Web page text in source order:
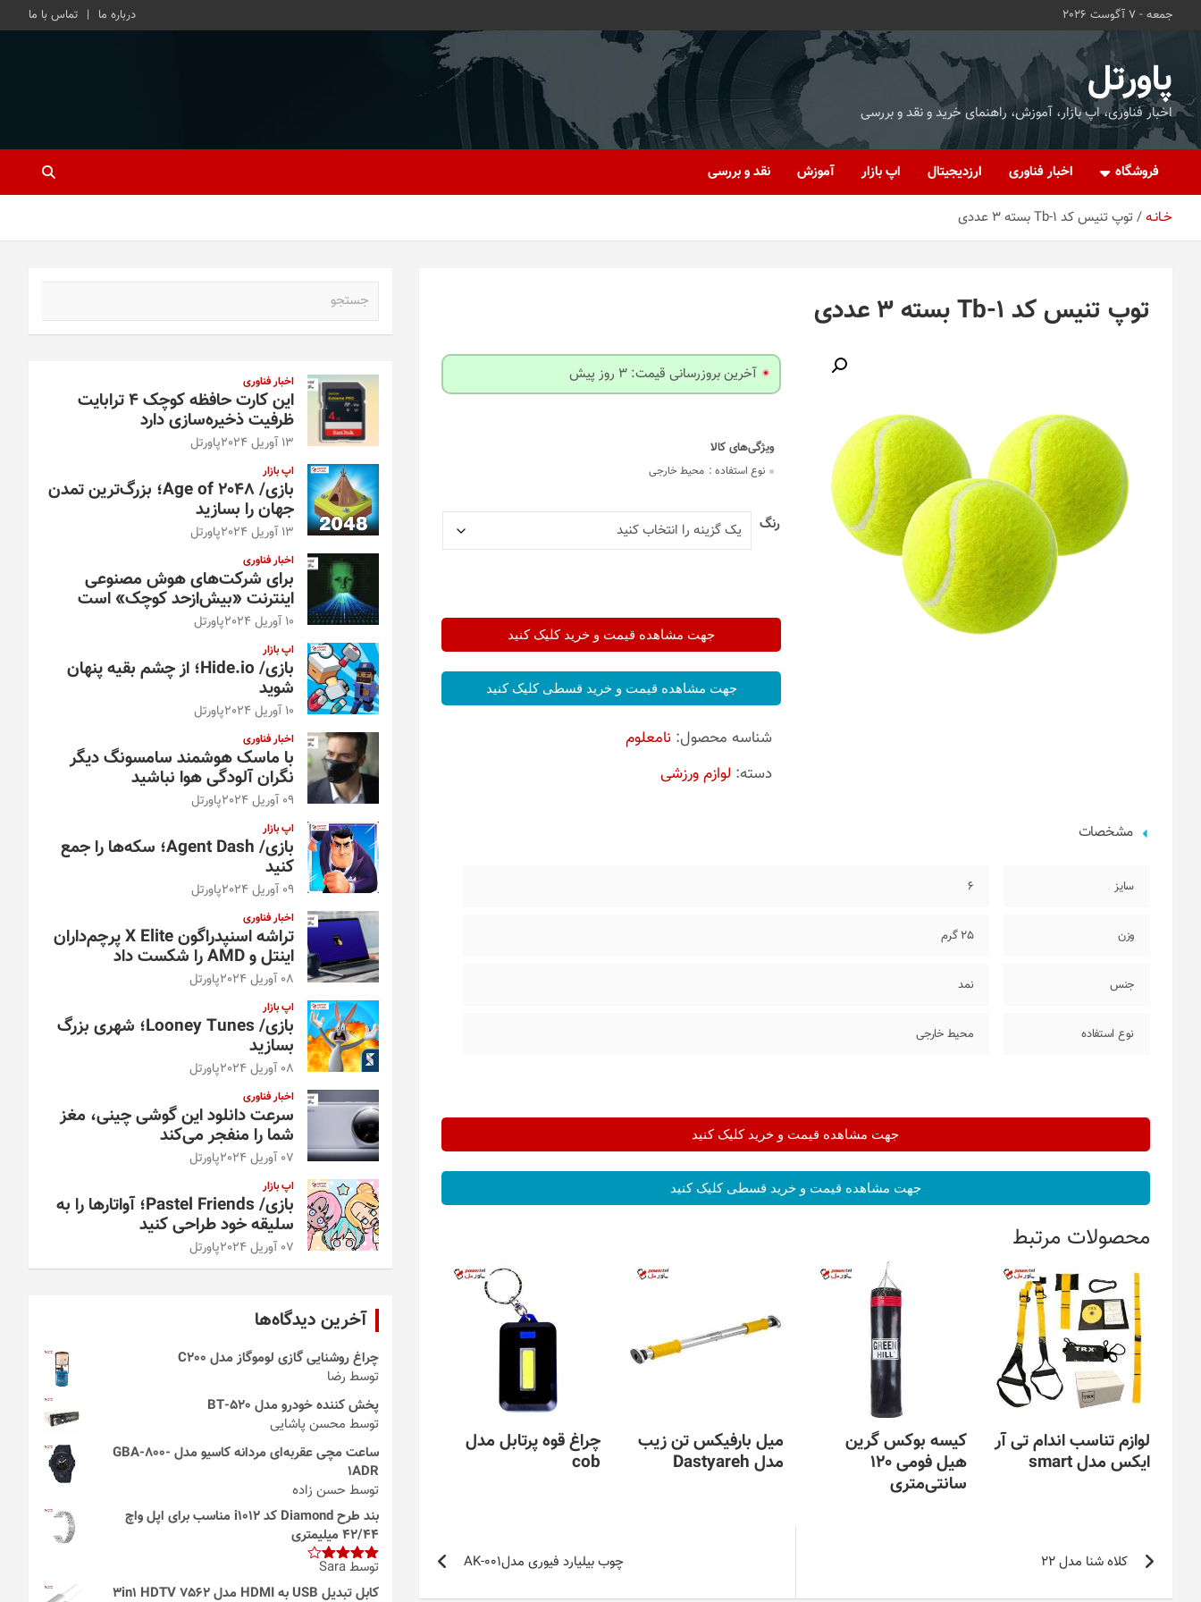
جمعه - 7 آگوست 2026 درباره ما تماس با ما
پاورتل
اخبار فناوری، اپ بازار، آموزش، راهنمای خرید و نقد و بررسی
فروشگاه اخبار فناوری ارزدیجیتال اپ بازار آموزش نقد و بررسی
خـانـه توپ تنیس کد Tb-1 بسته 3 عددی
توپ تنیس کد Tb-1 بسته 3 عددی
آخرین بروزرسانی قیمت: 3 روز پیش
نوع استفاده : محیط خارجی
رنگ
جهت مشاهده قیمت و خرید کلیک کنید
جهت مشاهده قیمت و خرید قسطی کلیک کنید
شناسه محصول: نامعلوم
دسته: لوازم ورزشی
مشخصات
سایز 6
وزن 25 گرم
جنس نمد
نوع استفاده محیط خارجی
جهت مشاهده قیمت و خرید کلیک کنید
جهت مشاهده قیمت و خرید قسطی کلیک کنید
محصولات مرتبط
لوازم تناسب اندام تی آر
ایکس مدل smart
کیسه بوکس گرین
هیل فومی 120
سانتی‌متری
میل بارفیکس تن زیب
مدل Dastyareh
چراغ قوه پرتابل مدل
cob
راهبری
نوشتهکلاه شنا مدل 22 چوب بیلیارد فیوری مدلAK-001
اخبار فناوری
این کارت حافظه کوچک ۴ ترابایت
ظرفیت ذخیره‌سازی دارد
13 آوریل 2024 پاورتل
اپ بازار
بازی/ Age of 2048؛ بزرگ‌ترین تمدن
جهان را بسازید
13 آوریل 2024 پاورتل
اخبار فناوری
برای شرکت‌های هوش مصنوعی
اینترنت «بیش‌از‌حد کوچک» است
10 آوریل 2024 پاورتل
اپ بازار
بازی/ Hide.io؛ از چشم بقیه پنهان
شوید
10 آوریل 2024 پاورتل
اخبار فناوری
با ماسک هوشمند سامسونگ دیگر
نگران آلودگی هوا نباشید
09 آوریل 2024 پاورتل
اپ بازار
بازی/ Agent Dash؛ سکه‌ها را جمع
کنید
09 آوریل 2024 پاورتل
اخبار فناوری
تراشه اسنپدراگون X Elite پرچم‌داران
اینتل و AMD را شکست داد
08 آوریل 2024 پاورتل
اپ بازار
بازی/ Looney Tunes؛ شهری بزرگ
بسازید
08 آوریل 2024 پاورتل
اخبار فناوری
سرعت دانلود این گوشی چینی، مغز
شما را منفجر می‌کند
07 آوریل 2024 پاورتل
اپ بازار
بازی/ Pastel Friends؛ آواتارها را به
سلیقه خود طراحی کنید
07 آوریل 2024 پاورتل
آخرین دیدگاه‌ها
چراغ روشنایی گازی لوموگاز مدل C200
توسط رضا
پخش کننده خودرو مدل 520-BT
توسط محسن پاشایی
ساعت مچی عقربه‌ای مردانه کاسیو مدل GBA-800-
1ADR
توسط حسن زاده
بند طرح Diamond کد i1012 مناسب برای اپل واچ
42/44 میلیمتری
امتیاز4
از 5
توسط Sara
کابل تبدیل USB به HDMI مدل 3in1 HDTV 7562